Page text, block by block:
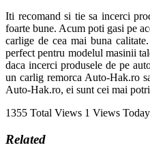
Iti recomand si tie sa incerci
foarte bune. Acum poti gasi pe
carlige de cea mai buna
perfect pentru modelul masinii
daca incerci produsele de pe
un carlig remorca Auto-Hak.ro
Auto-Hak.ro, ei sunt cei mai
1355 Total Views 1 Views Today
Related